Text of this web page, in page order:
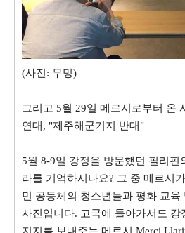
(사진: 무밍)
그리고 5월 29일 메르시로부터 온
연대, "제주해군기지 반대"
5월 8-9일 강정을 방문했던 필리핀
라를 기억하시나요? 그 중 메르시
민 공동체의 청소년들과 평화 교육
사진입니다. 고국에 돌아가서도 강
지지를 보내주는 메르시 Merci